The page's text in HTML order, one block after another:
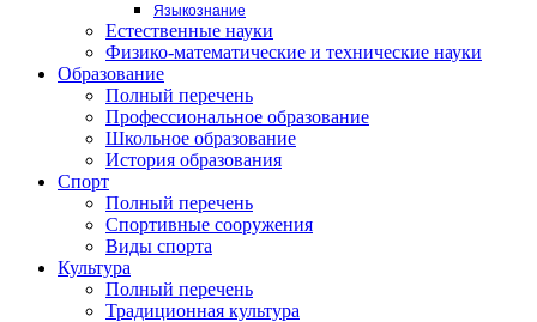
Языкознание
Естественные науки
Физико-математические и технические науки
Образование
Полный перечень
Профессиональное образование
Школьное образование
История образования
Спорт
Полный перечень
Спортивные сооружения
Виды спорта
Культура
Полный перечень
Традиционная культура